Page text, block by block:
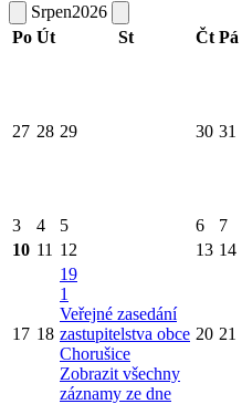
Srpen2026
Po Út St Čt Pá
27 28 29 30 31
3
4 5 6 7
10 11 12 13 14
17 18
19
1
Veřejné zasedání
zastupitelstva obce
Chorušice
Zobrazit všechny
záznamy ze dne
20 21